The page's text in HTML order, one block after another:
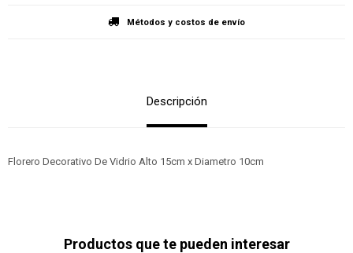
Métodos y costos de envío
Descripción
Florero Decorativo De Vidrio Alto 15cm x Diametro 10cm
Productos que te pueden interesar